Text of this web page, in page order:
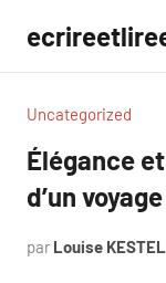
contenu
Uncategorized
Élégance
d’un
par Louise KESTEL